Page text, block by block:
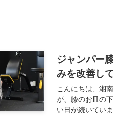
ジャンパー
みを改善し
こんにちは、湘
が、膝のお皿の
い日が続いてい